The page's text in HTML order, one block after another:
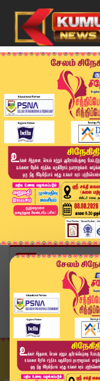
Home
வீடியோ
BREAKING :